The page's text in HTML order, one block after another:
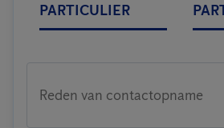
PARTICULIER
Reden van contactopname